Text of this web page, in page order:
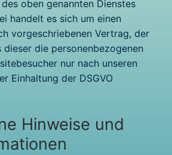
oben genannten Dienstes
handelt es sich um einen
vorgeschriebenen Vertrag, der
die personenbezogenen
nur nach unseren
Einhaltung der DSGVO
Hinweise und